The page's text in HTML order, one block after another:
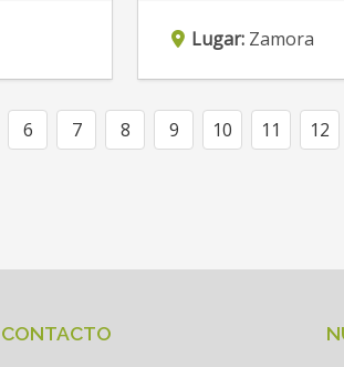
Lugar: Zamora
6 7 8 9 10 11 12
CONTACTO